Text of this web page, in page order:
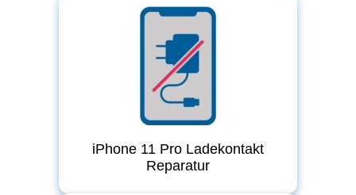
iPhone 11 Pro Ladekontakt
Reparatur